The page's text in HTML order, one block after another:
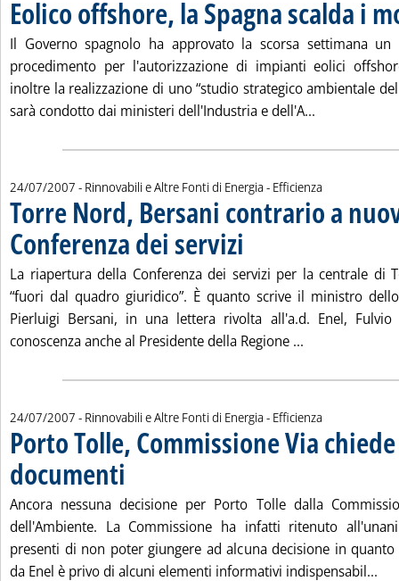
Eolico offshore, la Spagna scalda i
Il Governo spagnolo ha approvato la scorsa settimana
procedimento per l'autorizzazione di impianti eolici
inoltre la realizzazione di uno “studio strategico ambientale
sarà condotto dai ministeri dell'Industria e dell'A...
24/07/2007 - Rinnovabili e Altre Fonti di Energia - Efficienza
Torre Nord, Bersani contrario a
Conferenza dei servizi
La riapertura della Conferenza dei servizi per la centrale di
“fuori dal quadro giuridico”. È quanto scrive il ministro
Pierluigi Bersani, in una lettera rivolta all'a.d. Enel,
conoscenza anche al Presidente della Regione ...
24/07/2007 - Rinnovabili e Altre Fonti di Energia - Efficienza
Porto Tolle, Commissione Via
documenti
Ancora nessuna decisione per Porto Tolle dalla
dell'Ambiente. La Commissione ha infatti ritenuto
presenti di non poter giungere ad alcuna decisione in
da Enel è privo di alcuni elementi informativi indispensabil...